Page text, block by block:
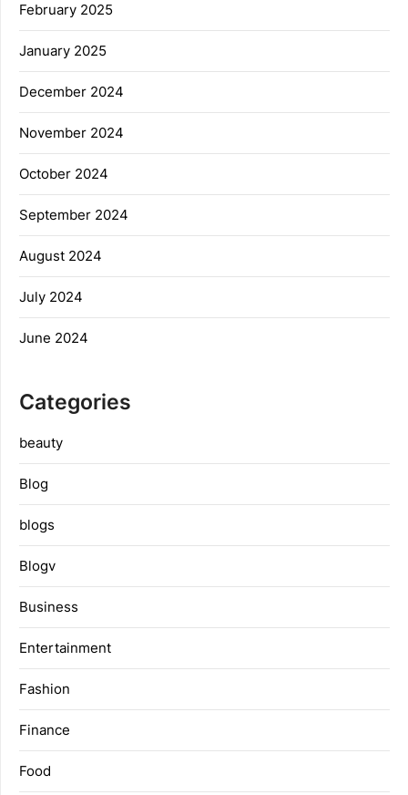
February 2025
January 2025
December 2024
November 2024
October 2024
September 2024
August 2024
July 2024
June 2024
Categories
beauty
Blog
blogs
Blogv
Business
Entertainment
Fashion
Finance
Food